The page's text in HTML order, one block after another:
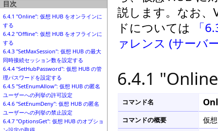
目次
6.4.1 "Online": 仮想 HUB をオンラインに
する
6.4.2 "Offline": 仮想 HUB をオフラインに
する
6.4.3 "SetMaxSession": 仮想 HUB の最大
同時接続セッション数を設定する
6.4.4 "SetHubPassword": 仮想 HUB の管
理パスワードを設定する
6.4.5 "SetEnumAllow": 仮想 HUB の匿名
ユーザーへの列挙の許可設定
6.4.6 "SetEnumDeny": 仮想 HUB の匿名
ユーザーへの列挙の禁止設定
6.4.7 "OptionsGet": 仮想 HUB のオプショ
説します。なお、
ドについては
「
ァレンス (サーバ
6.4.1
コマンド名
コマンドの概要 仮